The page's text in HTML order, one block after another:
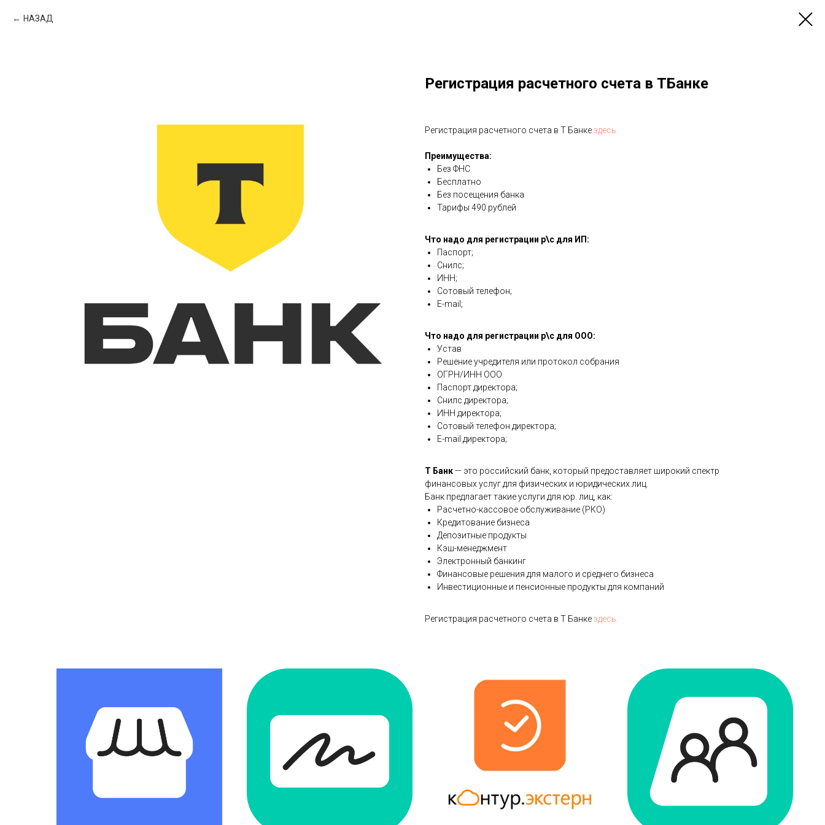
НАЗАД
Регистрация расчетного счета в ТБанке
Регистрация расчетного счета в Т Банкездесь.
Преимущества:
Без ФНС
Бесплатно
Без посещения банка
Тарифы 490 рублей
Что надо для регистрации р\с для ИП:
Паспорт;
Снилс;
ИНН;
Сотовый телефон;
E-mail;
Что надо для регистрации р\с для ООО:
Устав
Решение учредителя или протокол собрания
ОГРН/ИНН ООО
Паспорт директора;
Снилс директора;
ИНН директора;
Сотовый телефон директора;
E-mail директора;
Т Банк— это российский банк, который предоставляет широкий спектр
финансовых услуг для физических и юридических лиц.
Банк предлагает такие услуги для юр. лиц, как:
Расчетно-кассовое обслуживание (РКО)
Кредитование бизнеса
Депозитные продукты
Кэш-менеджмент
Электронный банкинг
Финансовые решения для малого и среднего бизнеса
Инвестиционные и пенсионные продукты для компаний
Регистрация расчетного счета в Т Банкездесь.